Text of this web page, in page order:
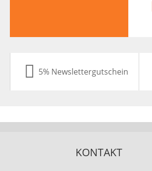
5% Newslettergutschein
KONTAKT